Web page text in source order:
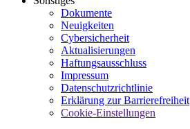
Dokumente
Neuigkeiten
Cybersicherheit
Aktualisierungen
Haftungsausschluss
Impressum
Datenschutzrichtlinie
Erklärung zur Barrierefreiheit
Cookie-Einstellungen